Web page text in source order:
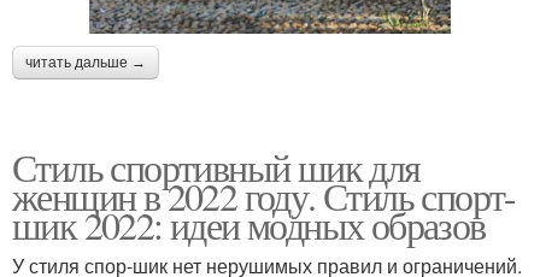
читать дальше →
Стиль спортивный шик для
женщин в 2022 году. Стиль спорт-
шик 2022: идеи модных образов
У стиля спор-шик нет нерушимых правил и ограничений.